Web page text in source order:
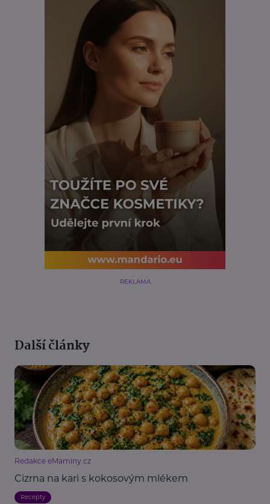
REKLAMA
Další články
Redakce eMaminy.cz
Cizrna na kari s kokosovým mlékem
Recepty